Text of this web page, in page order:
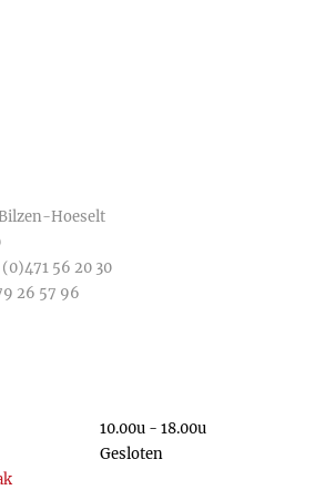
Hoeselt
(0)471 56 20 30
26 57 96
10.00u - 18.00u
Gesloten